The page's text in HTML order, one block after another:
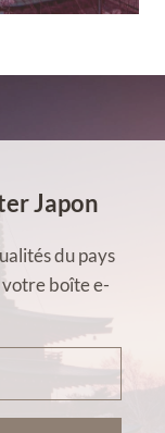
Japon
du pays
boîte e-